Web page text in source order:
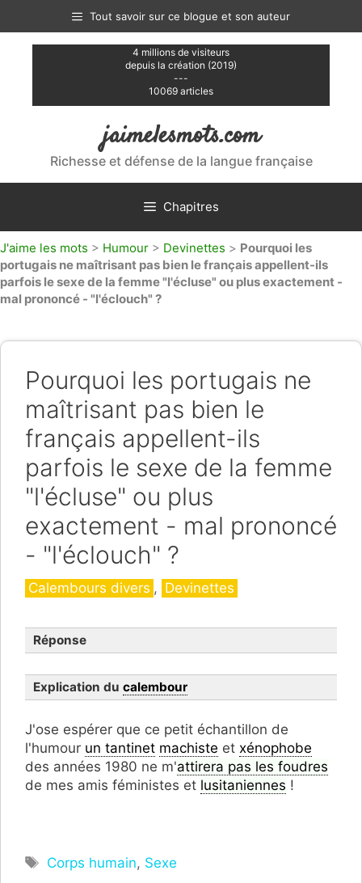
contenu
Tout savoir sur ce blogue et son auteur
4 millions de visiteurs
depuis la création (2019)
---
10069 articles
jaimelesmots.com
Richesse et défense de la langue française
Chapitres
J'aime les mots > Humour > Devinettes > Pourquoi les
portugais ne maîtrisant pas bien le français appellent-ils
parfois le sexe de la femme "l'écluse" ou plus exactement -
mal prononcé - "l'éclouch" ?
Pourquoi les portugais ne
maîtrisant pas bien le
français appellent-ils
parfois le sexe de la femme
"l'écluse" ou plus
exactement - mal prononcé
- "l'éclouch" ?
Catégories
Calembours divers , Devinettes
Réponse
Explication du calembour
J'ose espérer que ce petit échantillon de
l'humour un tantinet machiste et xénophobe
des années 1980 ne m'attirera pas les foudres
de mes amis féministes et lusitaniennes !
Étiquettes
Corps humain, Sexe